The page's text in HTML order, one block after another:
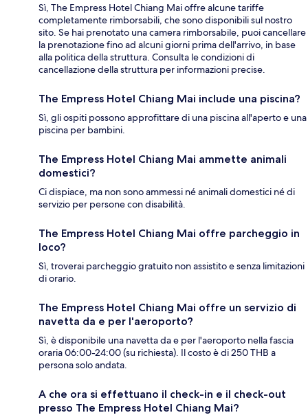
Sì, The Empress Hotel Chiang Mai offre alcune tariffe
completamente rimborsabili, che sono disponibili sul nostro
sito. Se hai prenotato una camera rimborsabile, puoi cancellare
la prenotazione fino ad alcuni giorni prima dell'arrivo, in base
alla politica della struttura. Consulta le condizioni di
cancellazione della struttura per informazioni precise.
The Empress Hotel Chiang Mai include una piscina?
Sì, gli ospiti possono approfittare di una piscina all'aperto e una
piscina per bambini.
The Empress Hotel Chiang Mai ammette animali
domestici?
Ci dispiace, ma non sono ammessi né animali domestici né di
servizio per persone con disabilità.
The Empress Hotel Chiang Mai offre parcheggio in
loco?
Sì, troverai parcheggio gratuito non assistito e senza limitazioni
di orario.
The Empress Hotel Chiang Mai offre un servizio di
navetta da e per l'aeroporto?
Sì, è disponibile una navetta da e per l'aeroporto nella fascia
oraria 06:00-24:00 (su richiesta). Il costo è di 250 THB a
persona solo andata.
A che ora si effettuano il check-in e il check-out
presso The Empress Hotel Chiang Mai?